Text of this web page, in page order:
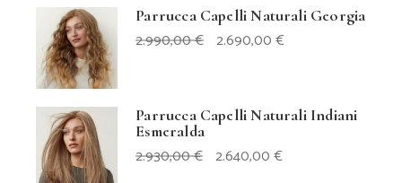
3.800,00 €.3.420,00 €.
Parrucca Capelli Naturali Georgia
2.990,00€ IL
PREZZO
2.690,00€IL
Parrucca Capelli Naturali Indiani
Esmeralda
2.930,00€ IL
PREZZO
2.640,00€IL